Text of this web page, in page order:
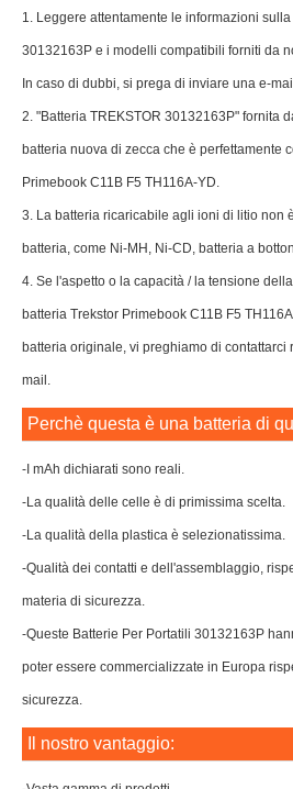
batteria, come Ni-MH, Ni-CD, batteria a
4. Se l'aspetto o la capacità / la tensione
batteria Trekstor Primebook C11B F5
batteria originale, vi preghiamo di contattarci
mail.
-I mAh dichiarati sono reali.
-La qualità delle celle è di primissima scelta.
-La qualità della plastica è selezionatissima.
-Qualità dei contatti e dell'assemblaggio,
materia di sicurezza.
-Queste Batterie Per Portatili 30132163P
poter essere commercializzate in Europa
sicurezza.
-Vasta gamma di prodotti
Offriamo un'ampia gamma di prodotti e ci
dettagli, consentendovi di ricercare e
-Prezzi trasparenti
Oltre a un servizio eccellente, su sarete
altamente competitivi e una garanzia di
-Alta qualità conforme agli standard